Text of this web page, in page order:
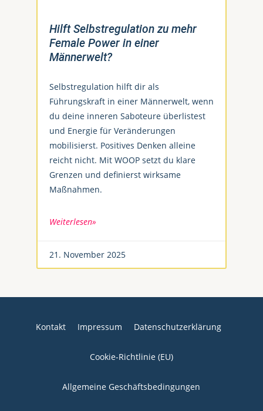
Hilft Selbstregulation zu mehr
Female Power in einer
Männerwelt?
Selbstregulation hilft dir als
Führungskraft in einer Männerwelt, wenn
du deine inneren Saboteure überlistest
und Energie für Veränderungen
mobilisierst. Positives Denken alleine
reicht nicht. Mit WOOP setzt du klare
Grenzen und definierst wirksame
Maßnahmen.
Weiterlesen»
21. November 2025
Kontakt Impressum Datenschutzerklärung
Cookie-Richtlinie (EU)
Allgemeine Geschäftsbedingungen